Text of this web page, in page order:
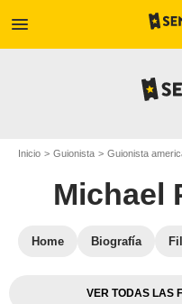
menu
Inicio Guionista Guionista
Michael
Home Biografía
VER TODAS LAS